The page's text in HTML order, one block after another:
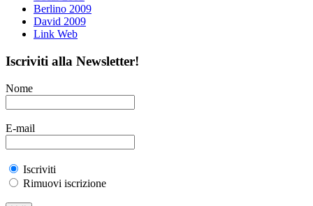
Berlino 2009
David 2009
Link Web
Iscriviti alla Newsletter!
Nome
E-mail
Iscriviti
Rimuovi iscrizione